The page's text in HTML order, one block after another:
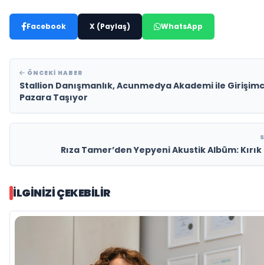
Facebook X (Paylaş) WhatsApp
ÖNCEKI HABER
Stallion Danışmanlık, Acunmedya Akademi ile
Pazara Taşıyor
Rıza Tamer’den Yepyeni Akustik Albüm:
İLGINIZI ÇEKEBILIR